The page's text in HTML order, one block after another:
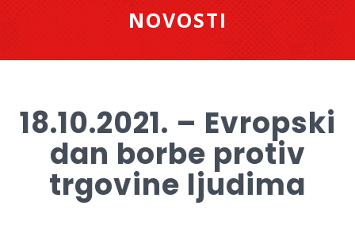
NOVOSTI
18.10.2021. – Evropski
dan borbe protiv
trgovine ljudima